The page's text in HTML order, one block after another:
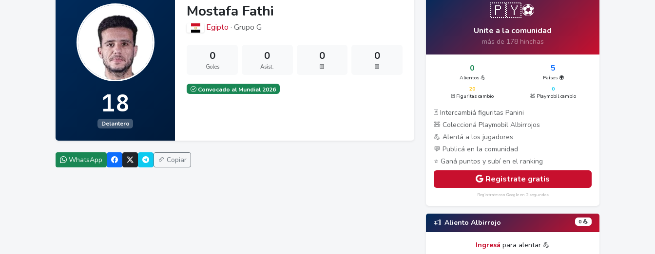
18
Delantero
Mostafa Fathi
Egipto · Grupo G
0
Goles
0
Asist.
0
🟨
0
🟥
Convocado al Mundial 2026
WhatsApp Copiar
🇵🇾⚽
Unite a la comunidad
más de 178 hinchas
0
Alientos 💪
5
Países 🌍
20
🃏 Figuritas cambio
0
🧸 Playmobil cambio
🃏 Intercambiá figuritas Panini
🧸 Coleccioná Playmobil Albirrojos
💪 Alentá a los jugadores
💬 Publicá en la comunidad
⭐ Ganá puntos y subí en el ranking
Registrate gratis
Registrate con Google en 2 segundos
Aliento Albirrojo 0 💪
Ingresá para alentar 💪